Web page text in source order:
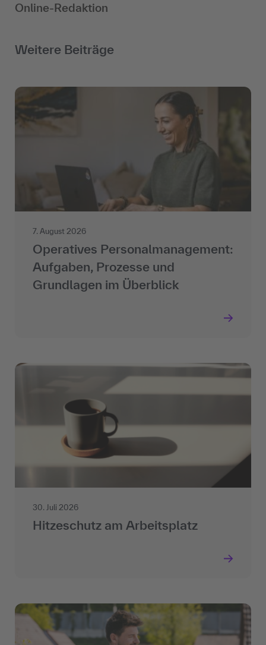
Online-Redaktion
Weitere Beiträge
7. August 2026
Operatives Personalmanagement:
Aufgaben, Prozesse und
Grundlagen im Überblick
30. Juli 2026
Hitzeschutz am Arbeitsplatz